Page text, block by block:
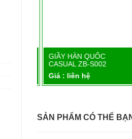
Chi tiết
GIẦY HÀN QUỐC
CASUAL ZB-S002
Giá : liên hệ
SẢN PHẨM CÓ THỂ